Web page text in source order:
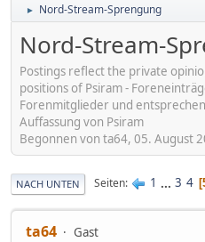
► Nord-Stream-Sprengung
Nord-Stream-
Postings reflect the private
positions of Psiram -
Forenmitglieder und
Auffassung von Psiram
Begonnen von ta64, 05. August
NACH UNTEN Seiten 1 ... 3 4
ta64
Gast